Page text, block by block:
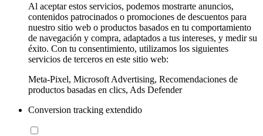
Al aceptar estos servicios, podemos mostrarte anuncios,
contenidos patrocinados o promociones de descuentos para
nuestro sitio web o productos basados en tu comportamiento
de navegación y compra, adaptados a tus intereses, y medir su
éxito. Con tu consentimiento, utilizamos los siguientes
servicios de terceros en este sitio web:
Meta-Pixel, Microsoft Advertising, Recomendaciones de
productos basadas en clics, Ads Defender
Conversion tracking extendido